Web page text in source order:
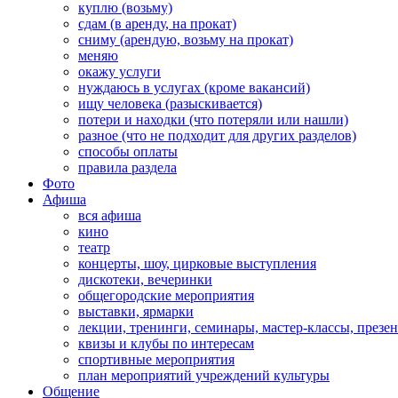
куплю (возьму)
сдам (в аренду, на прокат)
сниму (арендую, возьму на прокат)
меняю
окажу услуги
нуждаюсь в услугах (кроме вакансий)
ищу человека (разыскивается)
потери и находки (что потеряли или нашли)
разное (что не подходит для других разделов)
способы оплаты
правила раздела
Фото
Афиша
вся афиша
кино
театр
концерты, шоу, цирковые выступления
дискотеки, вечеринки
общегородские мероприятия
выставки, ярмарки
лекции, тренинги, семинары, мастер-классы,
квизы и клубы по интересам
спортивные мероприятия
план мероприятий учреждений культуры
Общение